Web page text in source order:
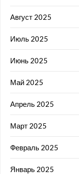
Август 2025
Июль 2025
Июнь 2025
Май 2025
Апрель 2025
Март 2025
Февраль 2025
Январь 2025